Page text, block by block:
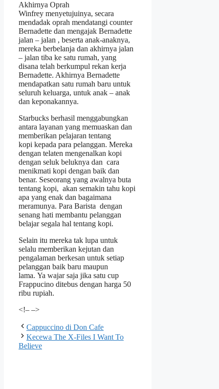
Akhirnya Oprah
Winfrey menyetujuinya, secara
mendadak oprah mendatangi counter
Bernadette dan mengajak Bernadette
jalan – jalan , beserta anak-anaknya,
mereka berbelanja dan akhirnya jalan
– jalan tiba ke satu rumah, yang
disana telah berkumpul rekan kerja
Bernadette. Akhirnya Bernadette
mendapatkan satu rumah baru untuk
seluruh keluarga, untuk anak – anak
dan keponakannya.
Starbucks berhasil menggabungkan
antara layanan yang memuaskan dan
memberikan pelajaran tentang
kopi kepada para pelanggan. Mereka
dengan telaten mengenalkan kopi
dengan seluk beluknya dan cara
menikmati kopi dengan baik dan
benar. Seseorang yang awalnya buta
tentang kopi, akan semakin tahu kopi
apa yang enak dan bagaimana
meramunya. Para Barista dengan
senang hati membantu pelanggan
belajar segala hal tentang kopi.
Selain itu mereka tak lupa untuk
selalu memberikan kejutan dan
pengalaman berkesan untuk setiap
pelanggan baik baru maupun
lama. Ya wajar saja jika satu cup
Frappucino ditebus dengan harga 50
ribu rupiah.
<!– –>
Cappuccino di Don Cafe
Kecewa The X-Files I Want To
Believe